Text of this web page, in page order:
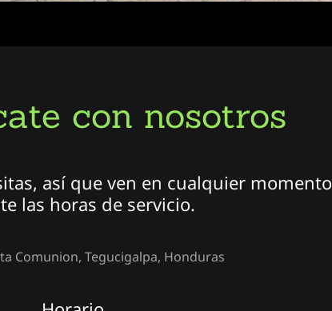
con nosotros
así que ven en cualquier momento
las horas de servicio.
Comunion, Tegucigalpa, Honduras